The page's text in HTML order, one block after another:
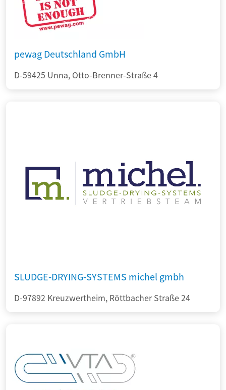
pewag Deutschland GmbH
D-59425 Unna, Otto-Brenner-Straße 4
SLUDGE-DRYING-SYSTEMS michel gmbh
D-97892 Kreuzwertheim, Röttbacher Straße 24